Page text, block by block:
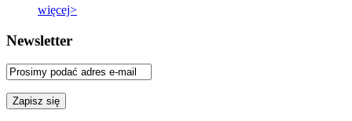
więcej>
Newsletter